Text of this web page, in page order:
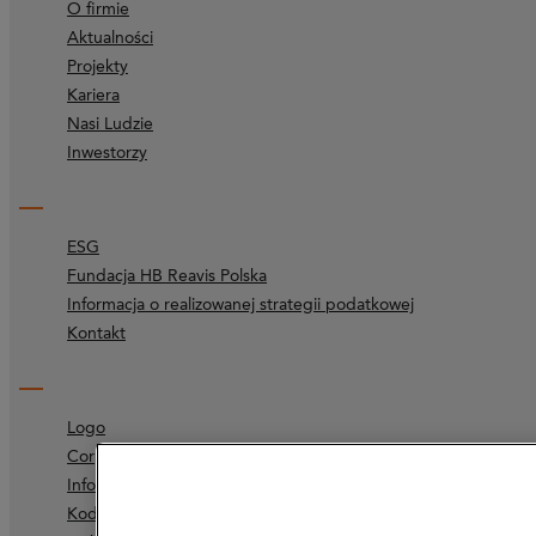
O firmie
Aktualności
Projekty
Kariera
Nasi Ludzie
Inwestorzy
ESG
Fundacja HB Reavis Polska
Informacja o realizowanej strategii podatkowej
Kontakt
Logo
Corporate identity
Informacje prawne
Kodeks etyczny